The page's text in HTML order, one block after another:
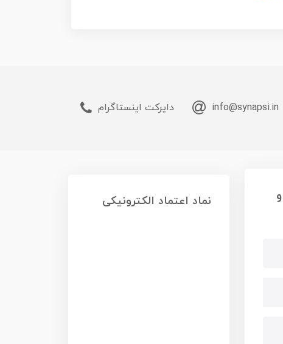
info@synapsi.in دایرکت اینستاگرام
نماد اعتماد الکترونیکی